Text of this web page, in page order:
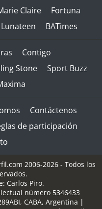
Claire
Fortuna
Lunateen BATimes
Contigo
Stone
Sport Buzz
Contáctenos
de participación
2006-2026 - Todos los
Carlos Piro.
número 5346433
, CABA, Argentina |